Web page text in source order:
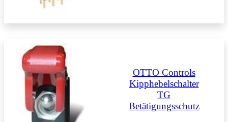
OTTO Controls
Kipphebelschalter
TG
Betätigungsschutz